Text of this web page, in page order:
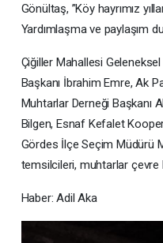
Gönültaş, ”Köy hayrımız
Yardımlaşma ve paylaşım
Çiğiller Mahallesi
Başkanı İbrahim Emre, Ak
Muhtarlar Derneği Başkanı
Bilgen, Esnaf Kefalet
Gördes İlçe Seçim Müdürü
temsilcileri, muhtarlar çevre
Haber: Adil Aka